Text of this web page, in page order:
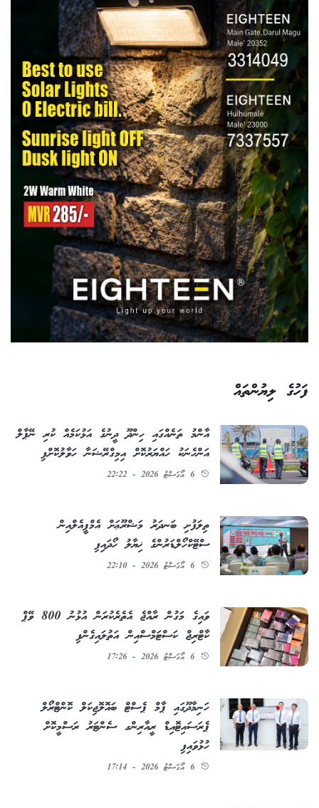
ފަހުގެ ލިޔުންތައް
އާންމު ތަނެއްގައި ހިންދޫ ދީނުގެ އަޅުކަމެއް ކުރި ނޭޕާލް
އަންހެނަކު ހައްޔަރުކޮށް އިމިގްރޭޝަނާ ހަވާލުކޮށްފި
6 އޯގަސްޓު 2026 - 22:22
ތިލަފުށި ބަނދަރު މަޝްރޫޢަށް އެމްޕީއެލްއިން
ސްޓޭކްހޯލްޑަރުންގެ ޚިޔާލު ހޯދައިފި
6 އޯގަސްޓު 2026 - 22:10
ވައިގެ މަގުން ރާއްޖެ އެތެރެކުރަން އުޅުނު 800 ވޭޕް
ކާޓްރިޖް ކަސްޓަމްސްއިން އަތުލައިގެންފި
6 އޯގަސްޓު 2026 - 17:26
ހަނިމާދޫގައި ޕާމް ޕެސްޓް ބައޮލޮޖިކަލް ކޮންޓްރޯލް
ޕެރަސައިޓޮއިޑް ރީއާރިންގ ސެންޓަރު ރަސްމީކޮށް
ހުޅުވައިފި
6 އޯގަސްޓު 2026 - 17:14